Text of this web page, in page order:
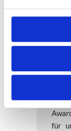
Wir
für